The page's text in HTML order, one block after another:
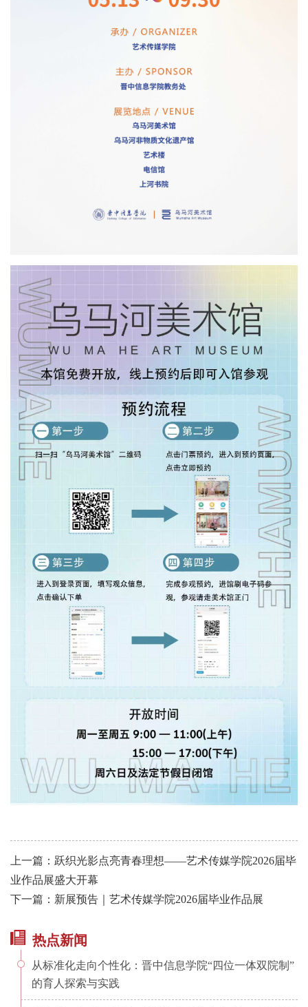
上一篇：跃织光影点亮青春理想——艺术传媒学院2026届毕
业作品展盛大开幕
下一篇：新展预告｜艺术传媒学院2026届毕业作品展
热点新闻
从标准化走向个性化：晋中信息学院“四位一体双院制”
的育人探索与实践